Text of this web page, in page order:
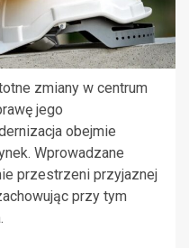
zmiany w centrum
jego
obejmie
Wprowadzane
przestrzeni przyjaznej
przy tym